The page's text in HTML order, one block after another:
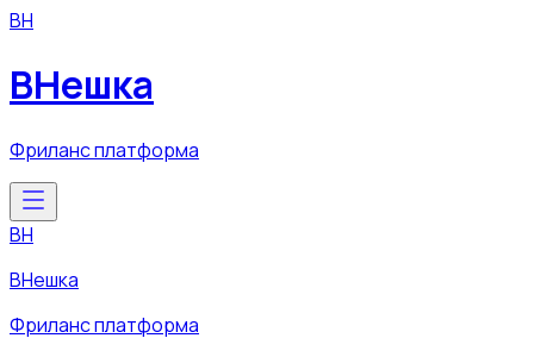
ВН
ВНешка
Фриланс платформа
ВН
ВНешка
Фриланс платформа